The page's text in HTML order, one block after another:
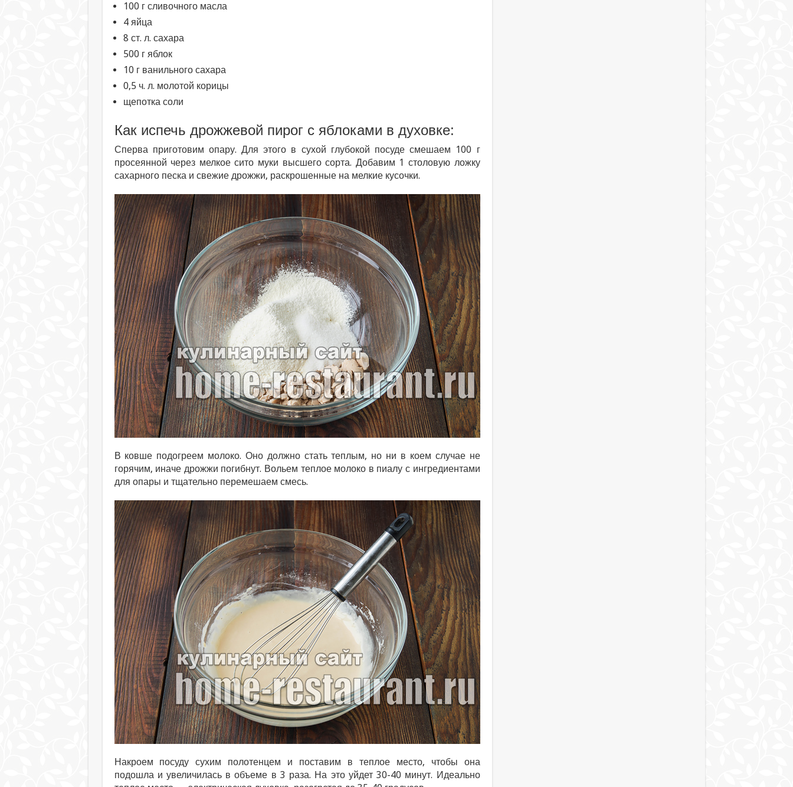
100 г сливочного масла
4 яйца
8 ст. л. сахара
500 г яблок
10 г ванильного сахара
0,5 ч. л. молотой корицы
щепотка соли
Как испечь дрожжевой пирог с яблоками в духовке:
Сперва приготовим опару. Для этого в сухой глубокой посуде смешаем 100 г
просеянной через мелкое сито муки высшего сорта. Добавим 1 столовую ложку
сахарного песка и свежие дрожжи, раскрошенные на мелкие кусочки.
В ковше подогреем молоко. Оно должно стать теплым, но ни в коем случае не
горячим, иначе дрожжи погибнут. Вольем теплое молоко в пиалу с ингредиентами
для опары и тщательно перемешаем смесь.
Накроем посуду сухим полотенцем и поставим в теплое место, чтобы она
подошла и увеличилась в объеме в 3 раза. На это уйдет 30-40 минут. Идеально